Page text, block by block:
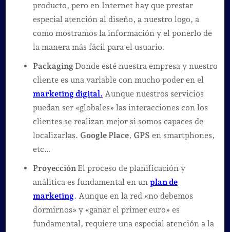
producto, pero en Internet hay que prestar
especial atención al diseño, a nuestro logo, a
como mostramos la información y el ponerlo de
la manera más fácil para el usuario.
Packaging Donde esté nuestra empresa y nuestro
cliente es una variable con mucho poder en el
marketing digital. Aunque nuestros servicios
puedan ser «globales» las interacciones con los
clientes se realizan mejor si somos capaces de
localizarlas. Google Place, GPS en smartphones,
etc…
Proyección El proceso de planificación y
análitica es fundamental en un plan de
marketing. Aunque en la red «no debemos
dormirnos» y «ganar el primer euro» es
fundamental, requiere una especial atención a la